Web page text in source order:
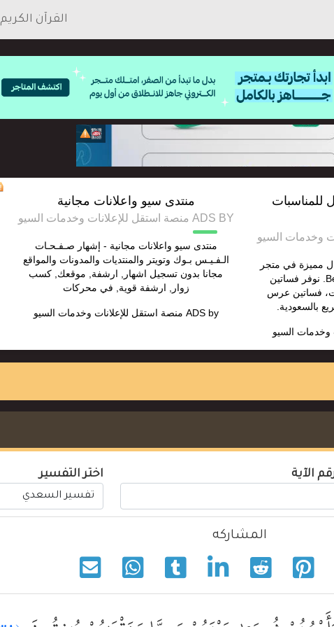
القرآن الكريم
للمناسبات
مميزة في متجر
Bellabling (bellabling-ksa.com). نوفر فساتين
فساتين عرس
بالسعودية.
وخدمات السيو
منتدى سيو واعلانات مجانية
ADS BY منصة استقل للإعلانات وخدمات السيو
منتدى سيو واعلانات مجانية - إشهار صـفـحـات
الـفـيـس بـوك وتويتر والمنتديات والمدونات والمواقع
مجانا بدون تسجيل اشهار, ارشفة, موقعك, كسب
زوار, ارشفة قوية, في محركات
ADS by منصة استقل للإعلانات وخدمات السيو
الآية اختر التفسير
المشاركه